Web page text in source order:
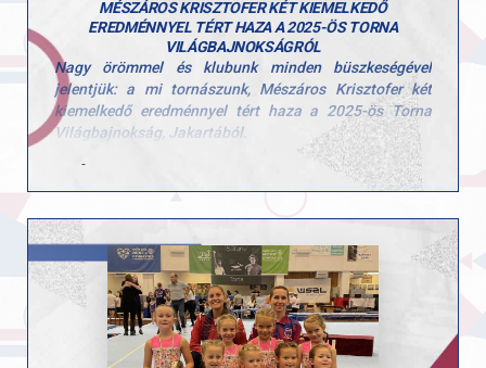
MÉSZÁROS KRISZTOFER KÉT KIEMELKEDŐ
EREDMÉNNYEL TÉRT HAZA A 2025-ÖS TORNA
VILÁGBAJNOKSÁGRÓL
Nagy örömmel és klubunk minden büszkeségével
jelentjük: a mi tornászunk, Mészáros Krisztofer két
kiemelkedő eredménnyel tért haza a 2025-ös Torna
Világbajnokság, Jakartából.
Egyéni összetettben 8. helyezést ért el – 80,664
ponttal, a világ legjobb tornászai között.
épül a teljesítménye.
Krisztofer nem csak eredményeket hozott, hanem
példát is mutat: a Győri AC tehetsége stabil,
kiegyensúlyozott gyakorlatokkal lépett pályára a világ
egyik legrangosabb tornász versenyén, és ezzel a